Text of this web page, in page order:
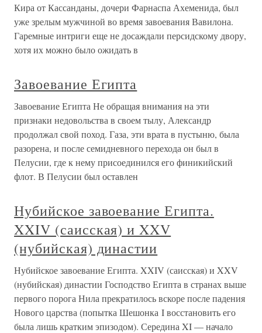
Кира от Кассанданы, дочери Фарнаспа Ахеменида, был
уже зрелым мужчиной во время завоевания Вавилона.
Гаремные интриги еще не досаждали персидскому двору,
хотя их можно было ожидать в
Завоевание Египта
Завоевание Египта Не обращая внимания на эти
признаки недовольства в своем тылу, Александр
продолжал свой поход. Газа, эти врата в пустыню, была
разорена, и после семидневного перехода он был в
Пелусии, где к нему присоединился его финикийский
флот. В Пелусии был оставлен
Нубийское завоевание Египта.
XXIV (саисская) и XXV
(нубийская) династии
Нубийское завоевание Египта. XXIV (саисская) и XXV
(нубийская) династии Господство Египта в странах выше
первого порога Нила прекратилось вскоре после падения
Нового царства (попытка Шешонка I восстановить его
была лишь кратким эпизодом). Середина XI — начало